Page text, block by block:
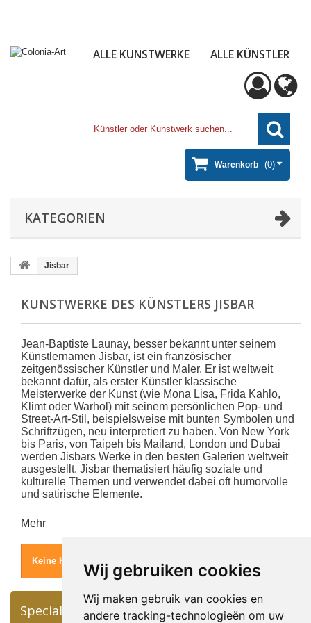
Wij gebruiken cookies
Wij maken gebruik van cookies en
andere tracking-technologieën om uw
ALLE KUNSTWERKE ALLE KÜNSTLER
Warenkorb (0)
KATEGORIEN
Jisbar
KUNSTWERKE DES KÜNSTLERS JISBAR
Jean-Baptiste Launay, besser bekannt unter seinem
Künstlernamen Jisbar, ist ein französischer
zeitgenössischer Künstler und Maler. Er ist weltweit
bekannt dafür, als erster Künstler klassische
Meisterwerke der Kunst (wie Mona Lisa, Frida Kahlo,
Klimt oder Warhol) mit seinem persönlichen Pop- und
Street-Art-Stil, beispielsweise mit bunten Symbolen und
Schriftzügen, neu interpretiert zu haben. Von New York
bis Paris, von Taipeh bis Mailand, London und Dubai
werden Jisbars Werke in den besten Galerien weltweit
ausgestellt. Jisbar thematisiert häufig soziale und
kulturelle Themen und verwendet dabei oft humorvolle
und satirische Elemente.
Mehr
Keine Kunstwerke dieses Künstlers
Specials